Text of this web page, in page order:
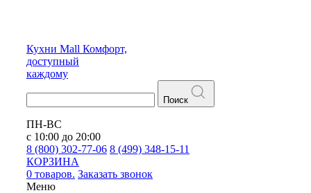
Кухни Mall Комфорт,
доступный
каждому
Поиск
ПН-ВС
с 10:00 до 20:00
8 (800) 302-77-06 8 (499) 348-15-11
КОРЗИНА
0 товаров. Заказать звонок
Меню